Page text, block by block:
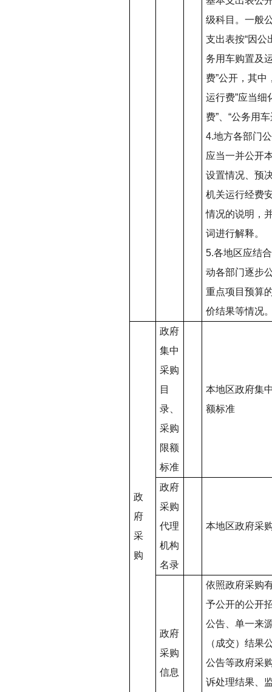
级科目。一般
支出表按“因公
务用车购置及
费”公开，其中
运行费”应当细
费”、 “公务用
4.地方各部门
应当一并公开
设置情况、预
机关运行经费
情况的说明，
词进行解释。
5.各地区应结
动各部门逐步
重点项目预算
价结果等情况
政
府
采
购
政府
集中
采购
目
录、
采购
限额
标准
本地区政府集
额标准
政府
采购
代理
机构
名录
本地区政府采
政府
采购
信息
依照政府采购
予公开的公开
公告、单一来
（成交）结果
公告等政府采
诉处理结果、